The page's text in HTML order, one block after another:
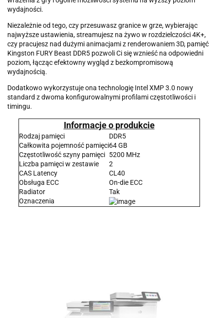
wydajności.
Niezależnie od tego, czy przesuwasz granice w grze, wybierając
najwyższe ustawienia, streamujesz na żywo w rozdzielczości 4K+,
czy pracujesz nad dużymi animacjami z renderowaniem 3D, pamięć
Kingston FURY Beast DDR5 pozwoli Ci się wznieść na odpowiedni
poziom, łącząc efektowny wygląd z bezkompromisową
wydajnością.
Dodatkowo wykorzystuje ona technologię Intel XMP 3.0 nowy
standard z dwoma konfigurowalnymi profilami częstotliwości i
timingu.
Informacje o produkcie
Rodzaj pamięci
DDR5
Całkowita pojemność pamięci64 GB
Częstotliwość szyny pamięci 5200 MHz
Liczba pamięci w zestawie
2
CAS Latency
CL40
Obsługa ECC
On-die ECC
Radiator
Tak
Oznaczenia